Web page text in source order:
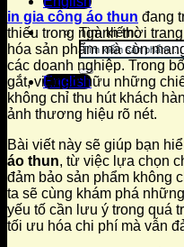
Tìm kiếm:
English
in gia công áo thun đang
thiếu trong ngành thời
hóa sản phẩm mà còn
các doanh nghiệp. Trong
gắt, việc sở hữu những
không chỉ thu hút khách
ảnh thương hiệu rõ nét.
Bài viết này sẽ giúp bạn
áo thun, từ việc lựa chọn
đảm bảo sản phẩm không
ta sẽ cùng khám phá những
yếu tố cần lưu ý trong quá
tối ưu hóa chi phí mà vẫn